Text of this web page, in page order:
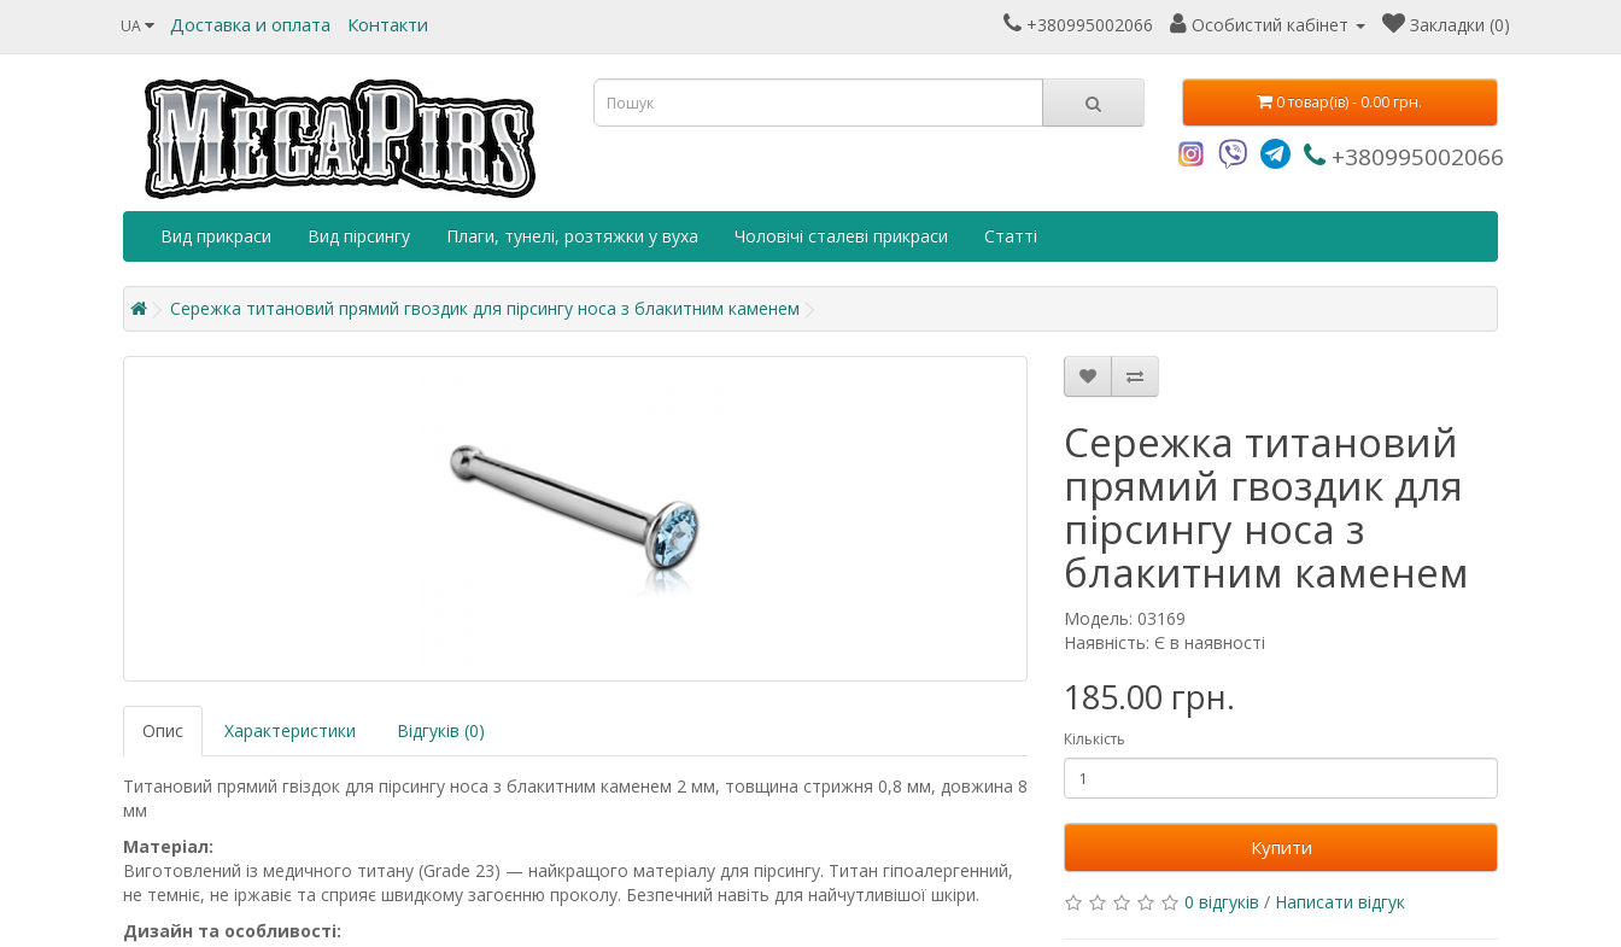
UA Доставка и оплата Контакти +380995002066 Особистий кабінет Закладки (0)
0 товар(ів) - 0.00 грн.
+380995002066
Вид прикраси Вид пірсингу Плаги, тунелі, розтяжки у вуха Чоловічі сталеві прикраси Статті
Сережка титановий прямий гвоздик для пірсингу носа з блакитним каменем
Опис Характеристики Відгуків (0)
Титановий прямий гвіздок для пірсингу носа з блакитним каменем 2 мм, товщина стрижня 0,8 мм, довжина 8
мм
Матеріал:
Виготовлений із медичного титану (Grade 23) — найкращого матеріалу для пірсингу. Титан гіпоалергенний,
не темніє, не іржавіє та сприяє швидкому загоєнню проколу. Безпечний навіть для найчутливішої шкіри.
Дизайн та особливості:
Сережка титановий
прямий гвоздик для
пірсингу носа з
блакитним каменем
Модель: 03169
Наявність: Є в наявності
185.00 грн.
Кількість
Купити
0 відгуків / Написати відгук